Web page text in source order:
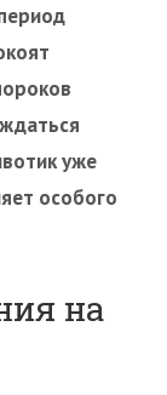
уже
особого
на